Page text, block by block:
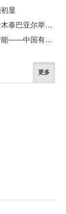
显
中铝集团董事长段向东与蒙古国副总理诺木泰巴亚尔举行会谈
锻造无愧时代无愧使命的世界一流新质产能——中国有色金属工业的战略应对与破局之道（二）
更多